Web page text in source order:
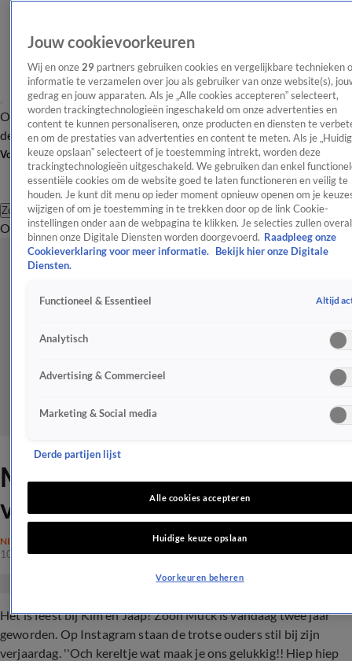
OverzichtAfleveringen Entertainment TV Algemeen
Tip
de redactieNieuwsbrief
Volg Shownieuws
Zoeken
OverzichtEntertainmentSpraakmakendRealityCrimeVideo's
Muck viert tweede
verjaardag!
NIEUWS
10 mei 2018, 10:54
Het is feest bij Kim en Jaap! Zoon Muck is vandaag twee jaar
geworden. Op Instagram staan de trotse ouders stil bij zijn
verjaardag. ''Och kereltje wat maak je ons gelukkig!! Hiep hiep
Jouw cookievoorkeuren
Wij en onze 29 partners gebruiken cookies en vergelijkbare technieken
informatie te verzamelen over jou als gebruiker van onze website(s),
gedrag en jouw apparaten. Als je „Alle cookies accepteren” selecteert,
worden trackingtechnologieën ingeschakeld om onze advertenties en
content te kunnen personaliseren, onze producten en diensten te
en om de prestaties van advertenties en content te meten. Als je
keuze opslaan” selecteert of je toestemming intrekt, worden deze
trackingtechnologieën uitgeschakeld. We gebruiken dan enkel
essentiële cookies om de website goed te laten functioneren en veilig te
houden. Je kunt dit menu op ieder moment opnieuw openen om je
wijzigen of om je toestemming in te trekken door op de link Cookie-
instellingen onder aan de webpagina te klikken. Je selecties zullen overal
binnen onze Digitale Diensten worden doorgevoerd. Raadpleeg onze
Cookieverklaring voor meer informatie.
Bekijk hier onze Digitale
Diensten.
Functioneel & Essentieel Altijd
Analytisch
Advertising & Commercieel
Marketing & Social media
Derde partijen lijst
Alle cookies accepteren
Huidige keuze opslaan
Voorkeuren beheren